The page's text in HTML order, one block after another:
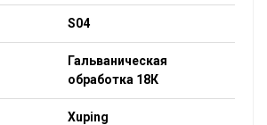
S04
Гальваническая
обработка 18К
Xuping